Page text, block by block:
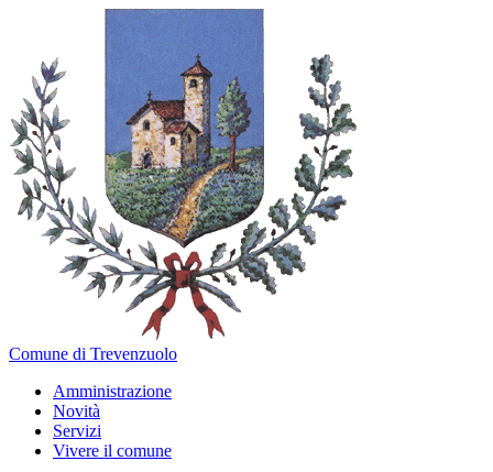
Comune di Trevenzuolo
Amministrazione
Novità
Servizi
Vivere il comune